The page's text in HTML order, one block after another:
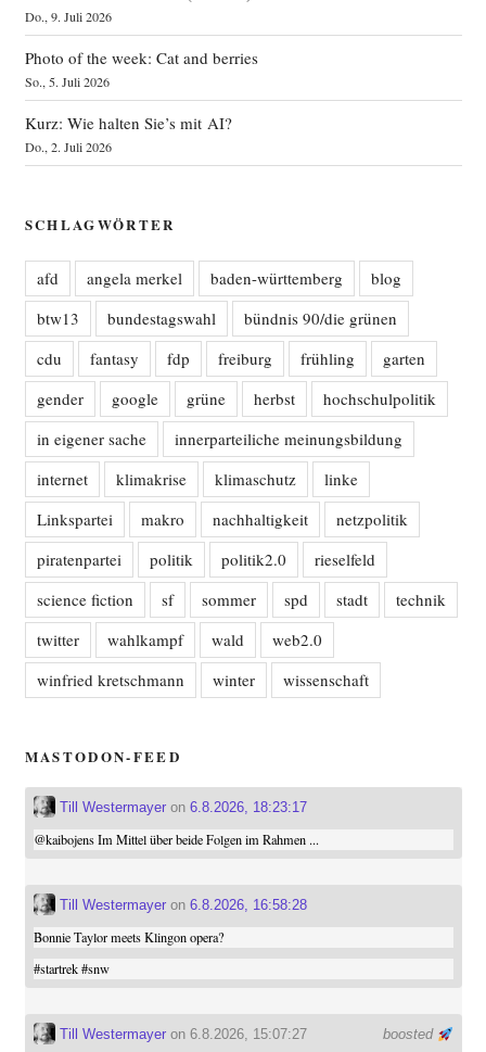
Do., 9. Juli 2026
Photo of the week: Cat and berries
So., 5. Juli 2026
Kurz: Wie halten Sie’s mit AI?
Do., 2. Juli 2026
SCHLAGWÖRTER
afd angela merkel baden-württemberg
blog
btw13
bundestagswahl
bündnis 90/die grünen
cdu
fantasy fdp freiburg frühling
garten
gender
google grüne herbst
hochschulpolitik
in eigener sache
innerparteiliche meinungsbildung
internet
klimakrise klimaschutz
linke
Linkspartei
makro nachhaltigkeit
netzpolitik
piratenpartei
politik politik2.0
rieselfeld
science fiction
sf sommer spd stadt
technik
twitter
wahlkampf wald
web2.0
winfried kretschmann
winter wissenschaft
MASTODON-FEED
Till Westermayeron 6.8.2026, 18:23:17
@kaibojensIm Mittel über beide Folgen im Rahmen ...
Till Westermayeron 6.8.2026, 16:58:28
Bonnie Taylor meets Klingon opera?
#startrek #snw
boosted
Till Westermayeron 6.8.2026, 15:07:27